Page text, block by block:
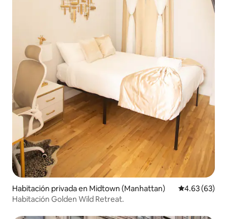
Habitación privada en Midtown (Manhattan) Calificación
4.63 (63)
Habitación Golden Wild Retreat.